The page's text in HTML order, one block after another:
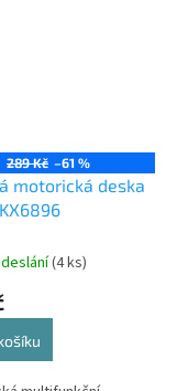
289 Kč –61 %
motorická deska
(4 ks)